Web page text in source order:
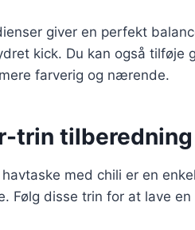
giver en perfekt
kick. Du kan også tilføje
farverig og nærende.
trin
med chili er en
Følg disse trin for at lave